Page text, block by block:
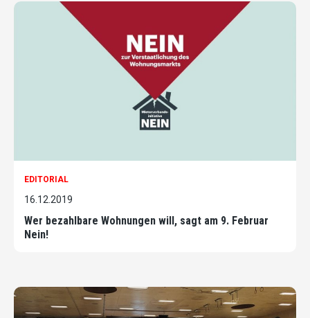
EDITORIAL
16.12.2019
Wer bezahlbare Wohnungen will, sagt am 9. Februar
Nein!